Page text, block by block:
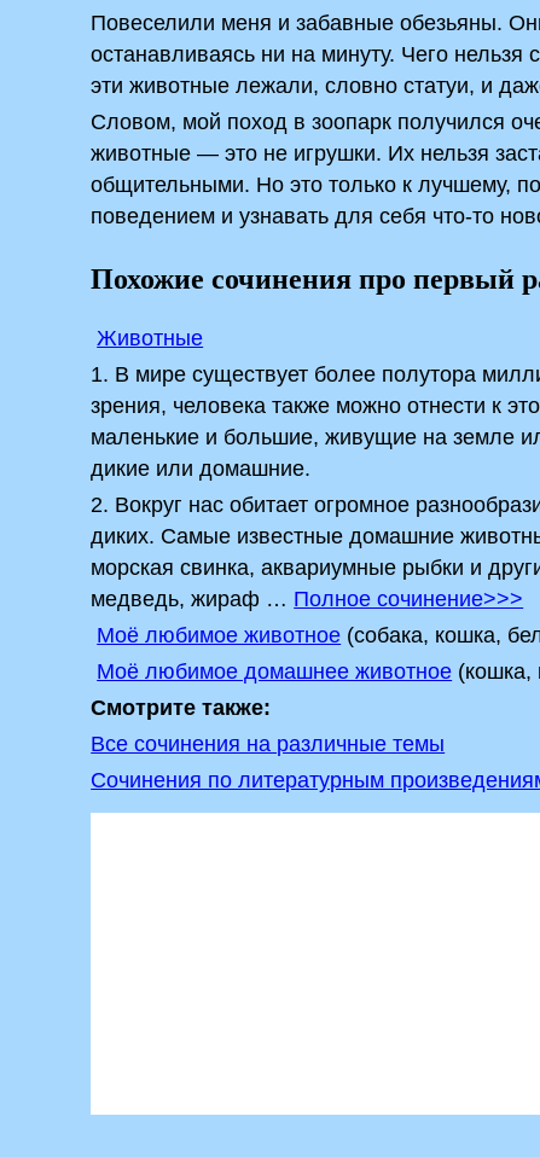
Повеселили меня и забавные обезьяны.
останавливаясь ни на минуту. Чего
эти животные лежали, словно статуи, и
Словом, мой поход в зоопарк получился
животные — это не игрушки. Их нельзя
общительными. Но это только к лучшему,
поведением и узнавать для себя что-то
Похожие сочинения про первый
Животные
1. В мире существует более полутора
зрения, человека также можно отнести к
маленькие и большие, живущие на земле
дикие или домашние.
2. Вокруг нас обитает огромное
диких. Самые известные домашние
морская свинка, аквариумные рыбки и
медведь, жираф … Полное сочинение>>>
Моё любимое животное (собака, кошка,
Моё любимое домашнее животное (кошка,
Смотрите также:
Все сочинения на различные темы
Сочинения по литературным